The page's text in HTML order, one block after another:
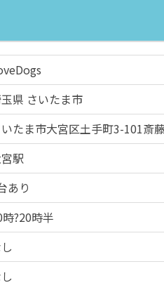
県 さいたま市
たま市大宮区土手町3-101斎
駅
あり
?20時半